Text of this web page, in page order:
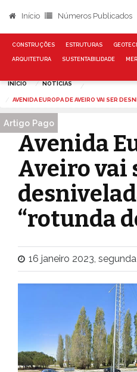
Início Números Publicados
CONSTRUÇÕES ESTRUTURAS
ARQUITETURA SUSTENTABILIDADE
INÍCIO NOTÍCIAS
AVENIDA EUROPA DE AVEIRO VAI SER
Avenida
Aveiro vai
“rotunda
Artigo Pago
16 janeiro 2023,